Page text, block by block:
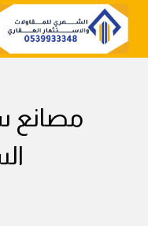
التجاوز
المحتوى
مصانع